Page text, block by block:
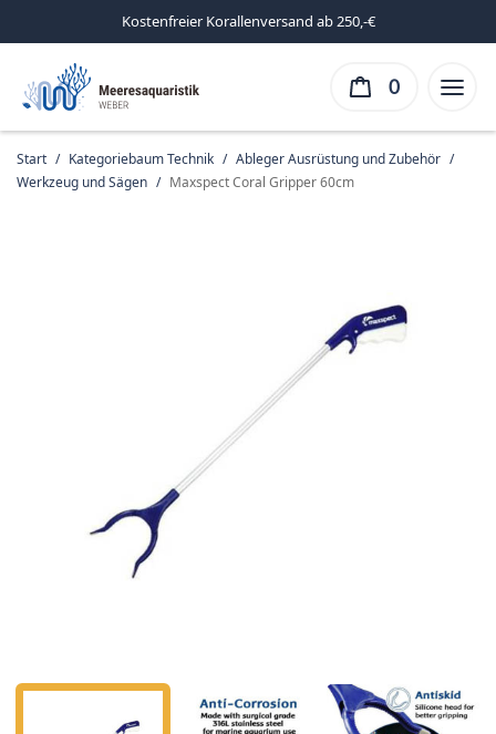
Kostenfreier Korallenversand ab 250,-€
0
Start / Kategoriebaum Technik / Ableger Ausrüstung und Zubehör /
Werkzeug und Sägen / Maxspect Coral Gripper 60cm